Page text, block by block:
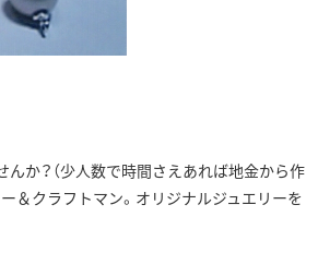
か？（少人数で時間さえあれば地金から作
＆クラフトマン。オリジナルジュエリーを